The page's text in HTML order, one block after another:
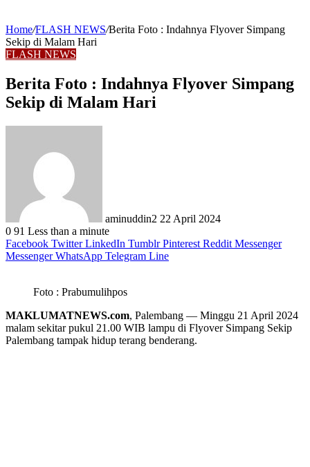
Home/FLASH NEWS/Berita Foto : Indahnya Flyover Simpang
Sekip di Malam Hari
FLASH NEWS
Berita Foto : Indahnya Flyover Simpang
Sekip di Malam Hari
aminuddin2 22 April 2024
0 91 Less than a minute
Facebook Twitter LinkedIn Tumblr Pinterest Reddit Messenger
Messenger WhatsApp Telegram Line
Foto : Prabumulihpos
MAKLUMATNEWS.com, Palembang — Minggu 21 April 2024
malam sekitar pukul 21.00 WIB lampu di Flyover Simpang Sekip
Palembang tampak hidup terang benderang.